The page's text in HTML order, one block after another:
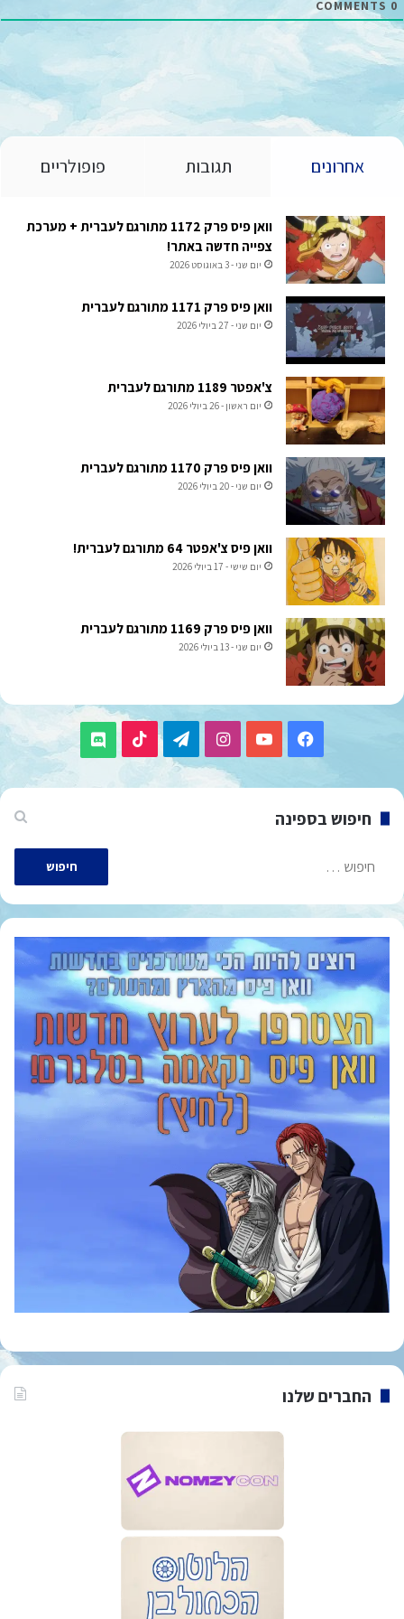
0
אחרונים תגובות פופולריים
וואן פיס פרק 1172 מתורגם לעברית + מערכת
צפייה חדשה באתר!
יום שני - 3 באוגוסט 2026
וואן פיס פרק 1171 מתורגם לעברית
יום שני - 27 ביולי 2026
צ'אפטר 1189 מתורגם לעברית
יום ראשון - 26 ביולי 2026
וואן פיס פרק 1170 מתורגם לעברית
יום שני - 20 ביולי 2026
וואן פיס צ'אפטר 64 מתורגם לעברית!
יום שישי - 17 ביולי 2026
וואן פיס פרק 1169 מתורגם לעברית
יום שני - 13 ביולי 2026
Facebook
YouTube
Instagram
Telegram
TikTok
Discord
חיפוש בספינה
חיפוש:
החברים שלנו